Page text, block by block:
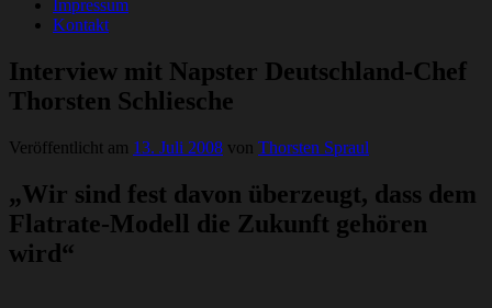
Impressum
Kontakt
Interview mit Napster Deutschland-Chef
Thorsten Schliesche
Veröffentlicht am 13. Juli 2008 von Thorsten Spraul
„Wir sind fest davon überzeugt, dass dem
Flatrate-Modell die Zukunft gehören
wird“